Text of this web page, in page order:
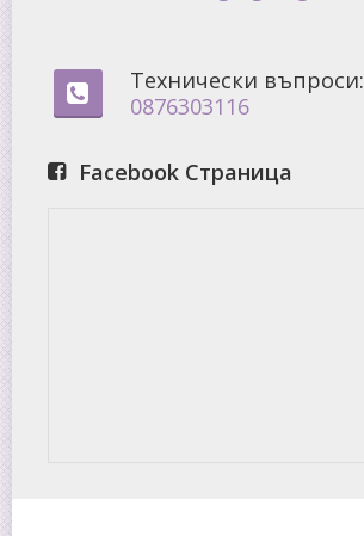
Технически въпроси:
0876303116
Facebook Страница